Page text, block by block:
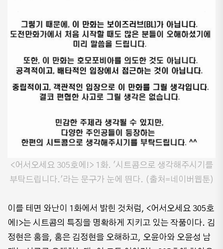
<어서오세요 305호에!> 1화. '시트콤으로 생각해주시기를
부탁드립니다.'라는 문구가 눈에 띈다. (출처=네이버웹툰)
이를 테면 와난이 1화에서 밝힌 것처럼, <어서오세요 305호
에!>는 시트콤의 특징을 명확하게 지키고 있는 작품이다. 김
정현은 홈을, 홈은 김정현을 오해하고, 오윤아와 오윤성 남